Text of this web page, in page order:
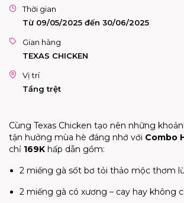
Thời gian
Từ 09/05/2025 đến 30/06/2025
Gian hàng
TEXAS CHICKEN
Vị trí
Tầng trệt
Cùng Texas Chicken tạo nên những
tận hưởng mùa hè đáng nhớ với Combo
chỉ 169K hấp dẫn gồm:
2 miếng gà sốt bơ tỏi thảo mộc thơm
2 miếng gà có xương – cay hay không